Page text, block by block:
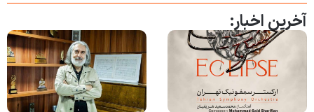
آخرین اخبار: